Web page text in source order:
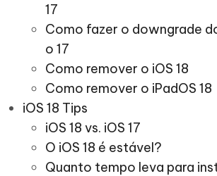
17
Como fazer o downgrade
o 17
Como remover o iOS 18
Como remover o iPadOS 18
iOS 18 Tips
iOS 18 vs. iOS 17
O iOS 18 é estável?
Quanto tempo leva para